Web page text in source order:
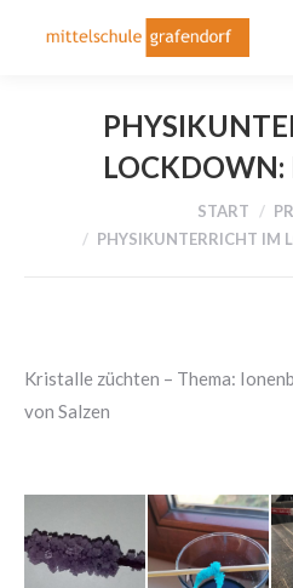
LOCKDOWN:
START
PHYSIKUNTERRICHT IM
Kristalle züchten – Thema:
von Salzen